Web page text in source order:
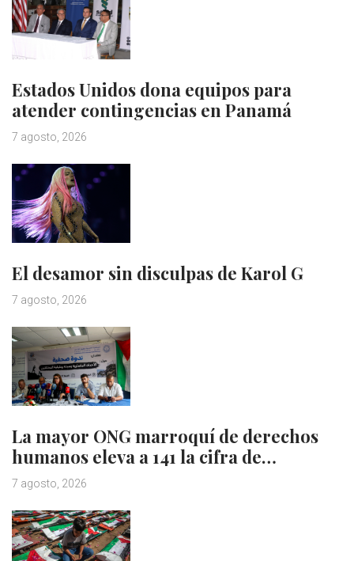
Estados Unidos dona equipos para
atender contingencias en Panamá
7 agosto, 2026
El desamor sin disculpas de Karol G
7 agosto, 2026
La mayor ONG marroquí de derechos
humanos eleva a 141 la cifra de…
7 agosto, 2026